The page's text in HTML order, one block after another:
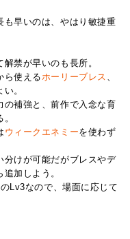
も早いのは、やはり敏捷重
禁が早いのも長所。
ら使える ホーリーブレス
。
の補強と、前作で入念な育
ウィークエネミーを使わず
分けが可能だがブレスやデ
加しよう。
Lv3なので、場面に応じて